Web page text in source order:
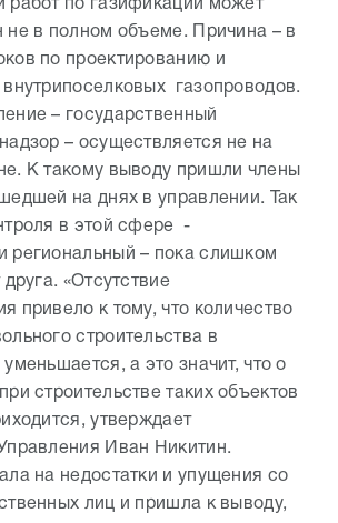
работ по газификации может
не в полном объеме. Причина – в
по проектированию и
внутрипоселковых газопроводов.
– государственный
– осуществляется не на
К такому выводу пришли члены
на днях в управлении. Так
в этой сфере -
региональный – пока слишком
«Отсутствие
привело к тому, что количество
строительства в
а это значит, что о
строительстве таких объектов
утверждает
Иван Никитин.
на недостатки и упущения со
лиц и пришла к выводу,